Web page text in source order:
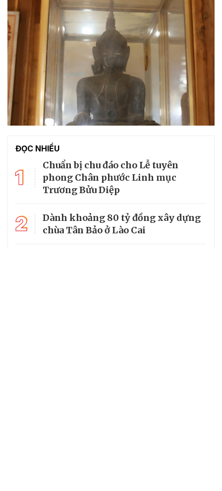
ĐỌC NHIỀU
1
Chuẩn bị chu đáo cho Lễ tuyên
phong Chân phước Linh mục
Trương Bửu Diệp
2
Dành khoảng 80 tỷ đồng xây dựng
chùa Tân Bảo ở Lào Cai